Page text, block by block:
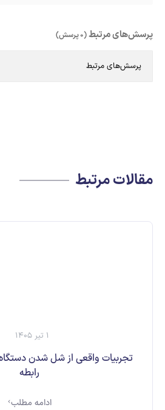
پرسش‌های مرتبط(0 پرسش)
مقالات مرتبط
1 تیر 1405
تجربیات واقعی از شل شدن
رابطه
ادامه مطلب